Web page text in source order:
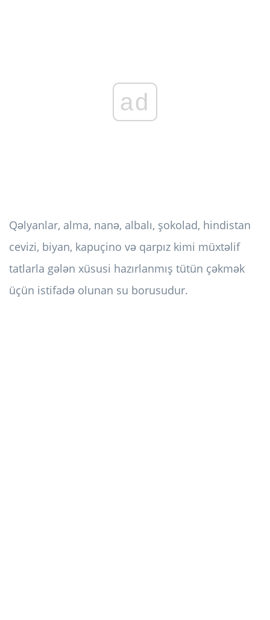
ad
Qəlyanlar, alma, nanə, albalı, şokolad, hindistan
cevizi, biyan, kapuçino və qarpız kimi müxtəlif
tatlarla gələn xüsusi hazırlanmış tütün çəkmək
üçün istifadə olunan su borusudur.